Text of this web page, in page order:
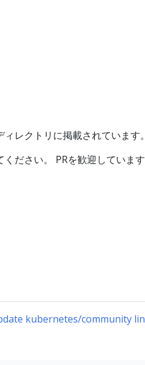
ィレクトリに掲載されています。
ださい。 PRを歓迎しています
kubernetes/community